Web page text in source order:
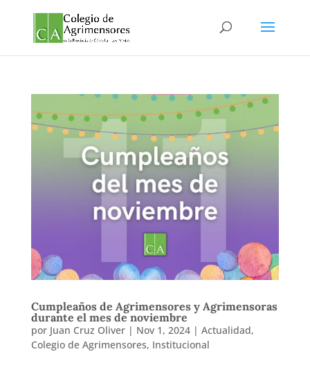
Cumpleaños de Agrimensores y Agrimensoras
durante el mes de noviembre
por Juan Cruz Oliver| Nov 1, 2024| Actualidad,
Colegio de Agrimensores, Institucional